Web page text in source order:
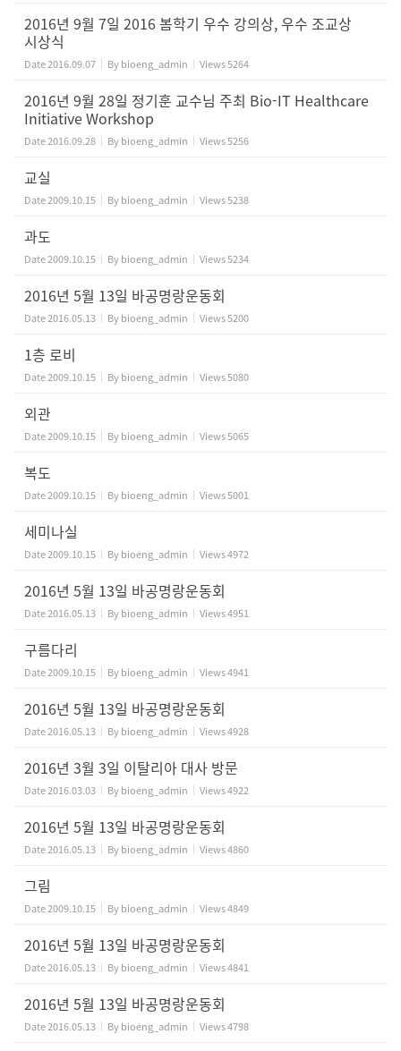
2016년 9월 7일 2016 봄학기 우수 강의상, 우수 조교상
시상식
Date2016.09.07 Bybioeng_admin Views5264
2016년 9월 28일 정기훈 교수님 주최 Bio-IT Healthcare
Initiative Workshop
Date2016.09.28 Bybioeng_admin Views5256
교실
Date2009.10.15 Bybioeng_admin Views5238
과도
Date2009.10.15 Bybioeng_admin Views5234
2016년 5월 13일 바공명랑운동회
Date2016.05.13 Bybioeng_admin Views5200
1층 로비
Date2009.10.15 Bybioeng_admin Views5080
외관
Date2009.10.15 Bybioeng_admin Views5065
복도
Date2009.10.15 Bybioeng_admin Views5001
세미나실
Date2009.10.15 Bybioeng_admin Views4972
2016년 5월 13일 바공명랑운동회
Date2016.05.13 Bybioeng_admin Views4951
구름다리
Date2009.10.15 Bybioeng_admin Views4941
2016년 5월 13일 바공명랑운동회
Date2016.05.13 Bybioeng_admin Views4928
2016년 3월 3일 이탈리아 대사 방문
Date2016.03.03 Bybioeng_admin Views4922
2016년 5월 13일 바공명랑운동회
Date2016.05.13 Bybioeng_admin Views4860
그림
Date2009.10.15 Bybioeng_admin Views4849
2016년 5월 13일 바공명랑운동회
Date2016.05.13 Bybioeng_admin Views4841
2016년 5월 13일 바공명랑운동회
Date2016.05.13 Bybioeng_admin Views4798